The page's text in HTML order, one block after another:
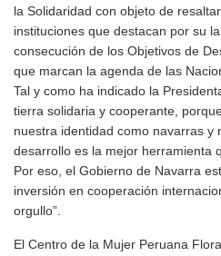
la Solidaridad con objeto de
instituciones que destacan por su
consecución de los Objetivos de
que marcan la agenda de las
Tal y como ha indicado la
tierra solidaria y cooperante,
nuestra identidad como navarras y
desarrollo es la mejor herramienta
Por eso, el Gobierno de Navarra
inversión en cooperación
orgullo”.
El Centro de la Mujer Peruana